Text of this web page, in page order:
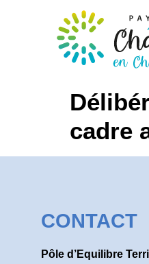
cadre
CONTACT
Pôle d’Equilibre